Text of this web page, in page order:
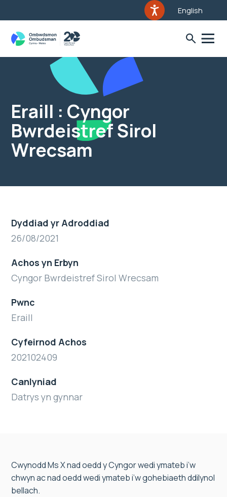
English
Eraill : Cyngor
Bwrdeistref Sirol
Wrecsam
Dyddiad yr Adroddiad
26/08/2021
Achos yn Erbyn
Cyngor Bwrdeistref Sirol Wrecsam
Pwnc
Eraill
Cyfeirnod Achos
202102409
Canlyniad
Datrys yn gynnar
Cwynodd Ms X nad oedd y Cyngor wedi ymateb i’w
chwyn ac nad oedd wedi ymateb i’w gohebiaeth ddilynol
bellach.